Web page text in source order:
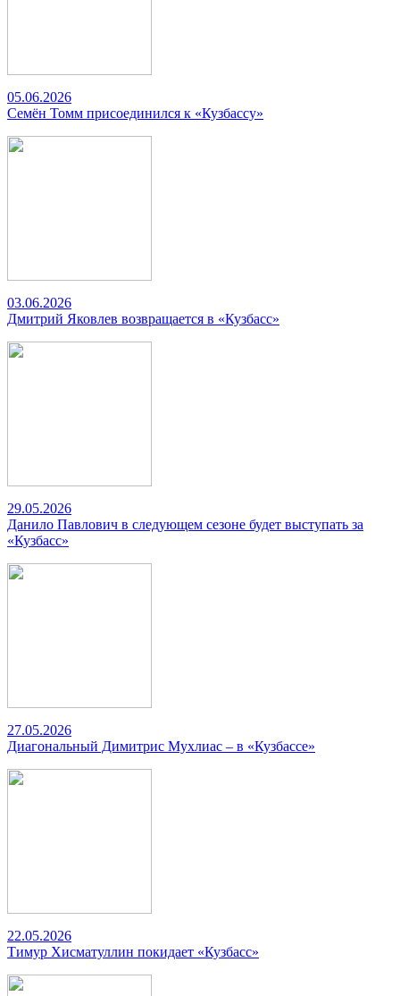
05.06.2026
Семён Томм присоединился к «Кузбассу»
03.06.2026
Дмитрий Яковлев возвращается в «Кузбасс»
29.05.2026
Данило Павлович в следующем сезоне будет выступать за
«Кузбасс»
27.05.2026
Диагональный Димитрис Мухлиас – в «Кузбассе»
22.05.2026
Тимур Хисматуллин покидает «Кузбасс»